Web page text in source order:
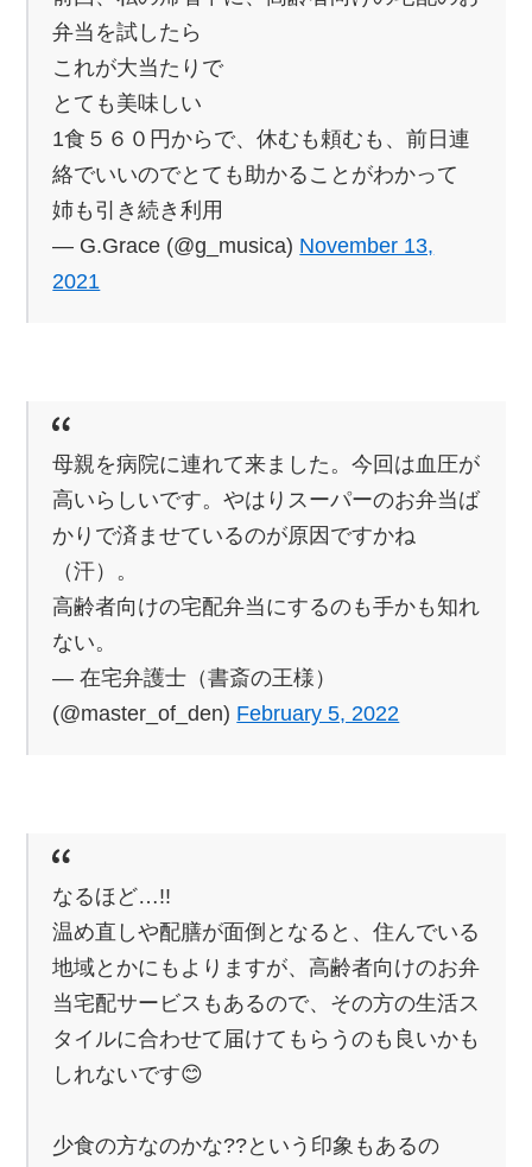
弁当を試したら
これが大当たりで
とても美味しい
1食５６０円からで、休むも頼むも、前日連
絡でいいのでとても助かることがわかって
姉も引き続き利用
— G.Grace (@g_musica) November 13,
2021
母親を病院に連れて来ました。今回は血圧が
高いらしいです。やはりスーパーのお弁当ば
かりで済ませているのが原因ですかね
（汗）。
高齢者向けの宅配弁当にするのも手かも知れ
ない。
— 在宅弁護士（書斎の王様）
(@master_of_den) February 5, 2022
なるほど…!!
温め直しや配膳が面倒となると、住んでいる
地域とかにもよりますが、高齢者向けのお弁
当宅配サービスもあるので、その方の生活ス
タイルに合わせて届けてもらうのも良いかも
しれないです😊
少食の方なのかな??という印象もあるの